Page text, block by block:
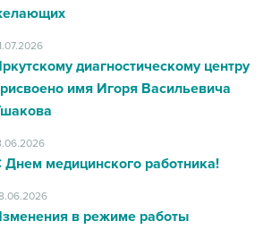
диагностическому центру
имя Игоря Васильевича
Днем медицинского работника!
в режиме работы